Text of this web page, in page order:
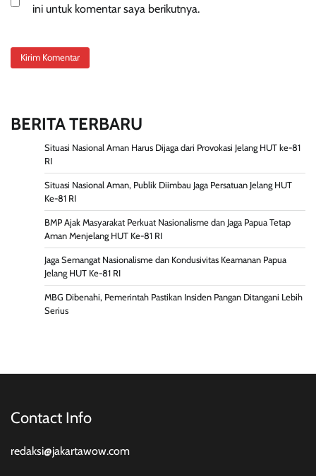
ini untuk komentar saya berikutnya.
BERITA TERBARU
Situasi Nasional Aman Harus Dijaga dari Provokasi Jelang HUT ke-81
RI
Situasi Nasional Aman, Publik Diimbau Jaga Persatuan Jelang HUT
Ke-81 RI
BMP Ajak Masyarakat Perkuat Nasionalisme dan Jaga Papua Tetap
Aman Menjelang HUT Ke-81 RI
Jaga Semangat Nasionalisme dan Kondusivitas Keamanan Papua
Jelang HUT Ke-81 RI
MBG Dibenahi, Pemerintah Pastikan Insiden Pangan Ditangani Lebih
Serius
Contact Info
redaksi@jakartawow.com